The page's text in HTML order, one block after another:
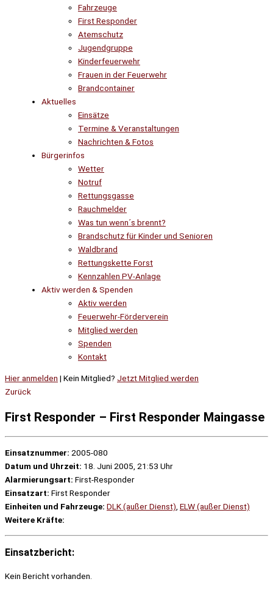
Fahrzeuge
First Responder
Atemschutz
Jugendgruppe
Kinderfeuerwehr
Frauen in der Feuerwehr
Brandcontainer
Aktuelles
Einsätze
Termine & Veranstaltungen
Nachrichten & Fotos
Bürgerinfos
Wetter
Notruf
Rettungsgasse
Rauchmelder
Was tun wenn´s brennt?
Brandschutz für Kinder und Senioren
Waldbrand
Rettungskette Forst
Kennzahlen PV-Anlage
Aktiv werden & Spenden
Aktiv werden
Feuerwehr-Förderverein
Mitglied werden
Spenden
Kontakt
Hier anmelden | Kein Mitglied? Jetzt Mitglied werden
Zurück
First Responder – First Responder Maingasse
Einsatznummer: 2005-080
Datum und Uhrzeit: 18. Juni 2005, 21:53 Uhr
Alarmierungsart: First-Responder
Einsatzart: First Responder
Einheiten und Fahrzeuge: DLK (außer Dienst) ELW (außer Dienst)
Weitere Kräfte:
Einsatzbericht:
Kein Bericht vorhanden.